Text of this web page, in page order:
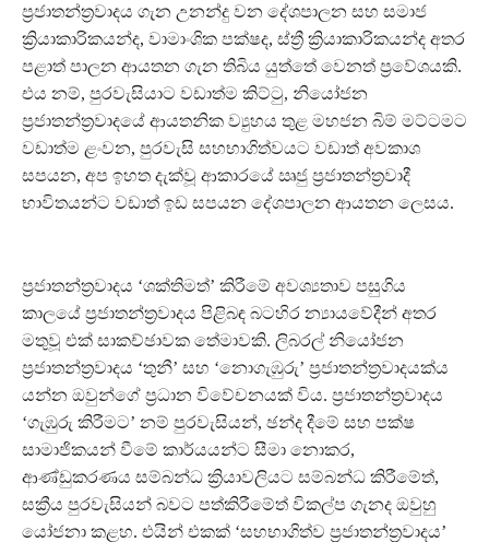
ප්‍රජාතන්ත්‍රවාදය ගැන උනන්දු වන දේශපාලන සහ සමාජ
ක්‍රියාකාරිකයන්ද, වාමාංශික පක්ෂද, ස්ත්‍රී ක්‍රියාකාරිකයන්ද අතර
පළාත් පාලන ආයතන ගැන තිබිය යුත්තේ වෙනත් ප්‍රවේශයකි.
එය නම්, පුරවැසියාට වඩාත්ම කිට්ටු, නියෝජන
ප්‍රජාතන්ත්‍රවාදයේ ආයතනික ව්‍යුහය තුළ මහජන බිම් මට්ටමට
වඩාත්ම ළංවන, පුරවැසි සහභාගිත්වයට වඩාත් අවකාශ
සපයන, අප ඉහත දැක්වූ ආකාරයේ ඍජු ප්‍රජාතන්ත්‍රවාදී
භාවිතයන්ට වඩාත් ඉඩ සපයන දේශපාලන ආයතන ලෙසය.
ප්‍රජාතන්ත්‍රවාදය ‘ශක්තිමත්’ කිරීමේ අවශ්‍යතාව පසුගිය
කාලයේ ප්‍රජාතන්ත්‍රවාදය පිළිබඳ බටහිර න්‍යායවේදීන් අතර
මතුවූ එක් සාකච්ඡාවක තේමාවකි. ලිබරල් නියෝජන
ප්‍රජාතන්ත්‍රවාදය ‘තුනී’ සහ ‘නොගැඹුරු’ ප්‍රජාතන්ත්‍රවාදයක්ය
යන්න ඔවුන්ගේ ප්‍රධාන විවේචනයක් විය. ප්‍රජාතන්ත්‍රවාදය
‘ගැඹුරු කිරීමට’ නම් පුරවැසියන්, ඡන්ද දීමේ සහ පක්ෂ
සාමාජිකයන් වීමේ කාර්යයන්ට සීමා නොකර,
ආණ්ඩුකරණය සම්බන්ධ ක්‍රියාවලියට සම්බන්ධ කිරීමේත්,
සක්‍රීය පුරවැසියන් බවට පත්කිරීමේත් විකල්ප ගැනද ඔවුහු
යෝජනා කළහ. එයින් එකක් ‘සහභාගිත්ව ප්‍රජාතන්ත්‍රවාදය’